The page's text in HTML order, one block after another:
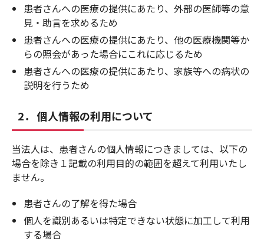
患者さんへの医療の提供にあたり、外部の医師等の意
見・助言を求めるため
患者さんへの医療の提供にあたり、他の医療機関等か
らの照会があった場合にこれに応じるため
患者さんへの医療の提供にあたり、家族等への病状の
説明を行うため
2． 個人情報の利用について
当法人は、患者さんの個人情報につきましては、以下の
場合を除き１記載の利用目的の範囲を超えて利用いたし
ません。
患者さんの了解を得た場合
個人を識別あるいは特定できない状態に加工して利用
する場合